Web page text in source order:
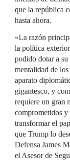
que la república
hasta ahora.
«La razón
la política
podido dotar a
mentalidad de
aparato
gigantesco, y
requiere un gran
comprometidos y
transformar el
que Trump lo
Defensa James
el Asesor de